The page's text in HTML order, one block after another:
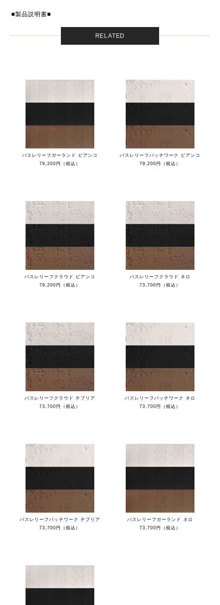
■製品説明書■
RELATED
バスレリーフガーランド ビアンコ
79,200円（税込）
バスレリーフパッチワーク ビアンコ
79,200円（税込）
バスレリーフクラウド ビアンコ
79,200円（税込）
バスレリーフクラウド ネロ
73,700円（税込）
バスレリーフクラウド チプリア
73,700円（税込）
バスレリーフパッチワーク ネロ
73,700円（税込）
バスレリーフパッチワーク チプリア
73,700円（税込）
バスレリーフガーランド ネロ
73,700円（税込）